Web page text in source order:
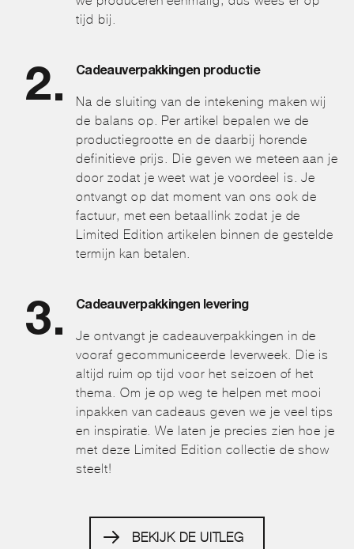
tijd bij.
Cadeauverpakkingen productie
Na de sluiting van de intekening maken wij
de balans op. Per artikel bepalen we de
productiegrootte en de daarbij horende
definitieve prijs. Die geven we meteen aan je
door zodat je weet wat je voordeel is. Je
ontvangt op dat moment van ons ook de
factuur, met een betaallink zodat je de
Limited Edition artikelen binnen de gestelde
termijn kan betalen.
Cadeauverpakkingen levering
Je ontvangt je cadeauverpakkingen in de
vooraf gecommuniceerde leverweek. Die is
altijd ruim op tijd voor het seizoen of het
thema. Om je op weg te helpen met mooi
inpakken van cadeaus geven we je veel tips
en inspiratie. We laten je precies zien hoe je
met deze Limited Edition collectie de show
steelt!
BEKIJK DE UITLEG